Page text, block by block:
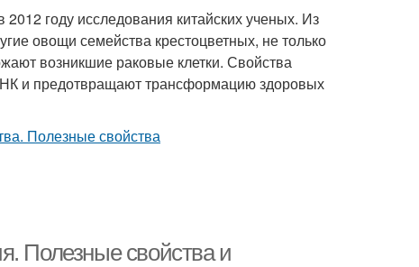
году исследования китайских ученых. Из
овощи семейства крестоцветных, не только
возникшие раковые клетки. Свойства
и предотвращают трансформацию здоровых
Полезные свойства и